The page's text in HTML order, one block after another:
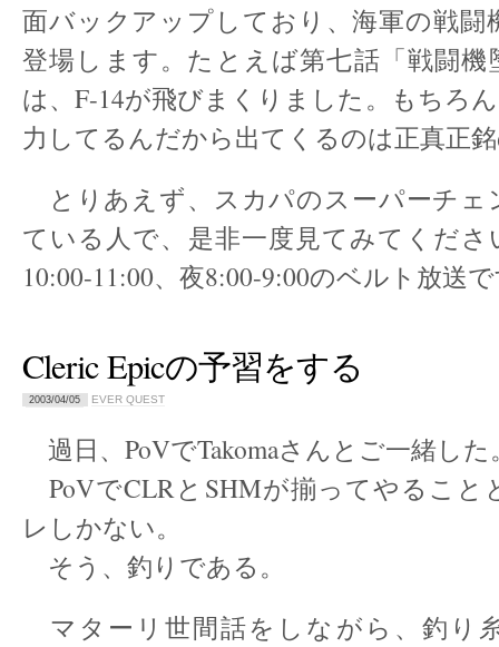
面バックアップしており、海軍の戦闘
登場します。たとえば第七話「戦闘機
は、F-14が飛びまくりました。もちろ
力してるんだから出てくるのは正真正
とりあえず、スカパのスーパーチェ
ている人で、是非一度見てみてくださ
10:00-11:00、夜8:00-9:00のベルト放送
Cleric Epicの予習をする
2003/04/05 EVER QUEST
過日、PoVでTakomaさんとご一緒した
PoVでCLRとSHMが揃ってやること
レしかない。
そう、釣りである。
マターリ世間話をしながら、釣り